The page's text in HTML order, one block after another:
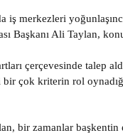
merkezleri
Başkanı Ali Taylan,
çerçevesinde talep
bir çok kriterin rol
bir zamanlar